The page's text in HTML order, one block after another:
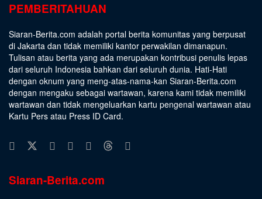
PEMBERITAHUAN
Siaran-Berita.com adalah portal berita komunitas yang berpusat
di Jakarta dan tidak memiliki kantor perwakilan dimanapun.
Tulisan atau berita yang ada merupakan kontribusi penulis lepas
dari seluruh Indonesia bahkan dari seluruh dunia. Hati-Hati
dengan oknum yang meng-atas-nama-kan Siaran-Berita.com
dengan mengaku sebagai wartawan, karena kami tidak memiliki
wartawan dan tidak mengeluarkan kartu pengenal wartawan atau
Kartu Pers atau Press ID Card.
Siaran-Berita.com